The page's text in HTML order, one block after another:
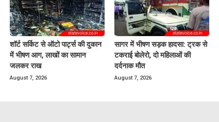
शॉर्ट सर्किट से ऑटो पार्ट्स की दुकान
में भीषण आग, लाखों का सामान
जलकर राख
August 7, 2026
सागर में भीषण सड़क हादसा: ट्रक से
टकराई बोलेरो, दो महिलाओं की
दर्दनाक मौत
August 7, 2026